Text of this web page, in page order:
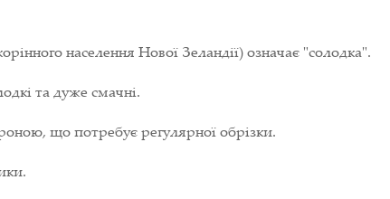
населення Нової Зеландії) означає "солодка".
та дуже смачні.
що потребує регулярної обрізки.